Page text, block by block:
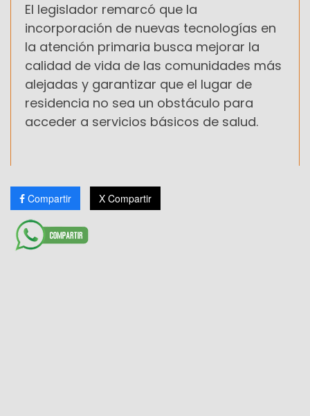
El legislador remarcó que la
incorporación de nuevas tecnologías en
la atención primaria busca mejorar la
calidad de vida de las comunidades más
alejadas y garantizar que el lugar de
residencia no sea un obstáculo para
acceder a servicios básicos de salud.
Compartir X Compartir